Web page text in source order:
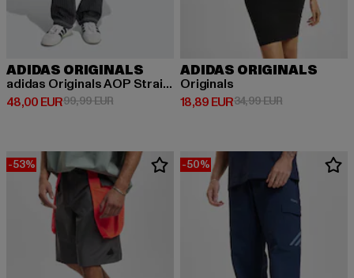
ADIDAS ORIGINALS
adidas Originals AOP Straight Fit Jeans
48,00 EUR
Derzeitiger Preis: 48,00 EUR
99,99 EURAktionspreis: 99,99 EUR
ADIDAS ORIGINALS
Originals
18,89 EUR
Derzeitiger Preis: 18,89 EUR
34,99 EURAktionspreis:
-53% -50%